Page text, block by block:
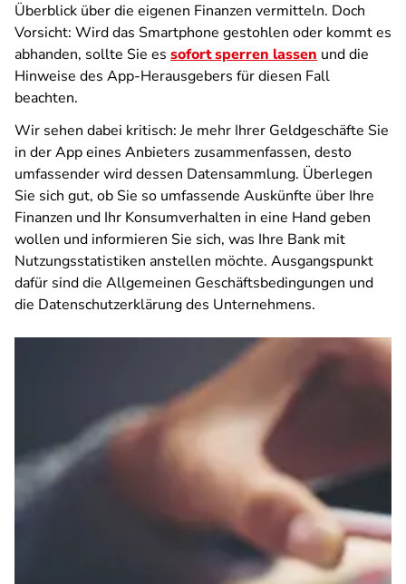
Überblick über die eigenen Finanzen vermitteln. Doch
Vorsicht: Wird das Smartphone gestohlen oder kommt es
abhanden, sollte Sie es sofort sperren lassen und die
Hinweise des App-Herausgebers für diesen Fall
beachten.
Wir sehen dabei kritisch: Je mehr Ihrer Geldgeschäfte Sie
in der App eines Anbieters zusammenfassen, desto
umfassender wird dessen Datensammlung. Überlegen
Sie sich gut, ob Sie so umfassende Auskünfte über Ihre
Finanzen und Ihr Konsumverhalten in eine Hand geben
wollen und informieren Sie sich, was Ihre Bank mit
Nutzungsstatistiken anstellen möchte. Ausgangspunkt
dafür sind die Allgemeinen Geschäftsbedingungen und
die Datenschutzerklärung des Unternehmens.